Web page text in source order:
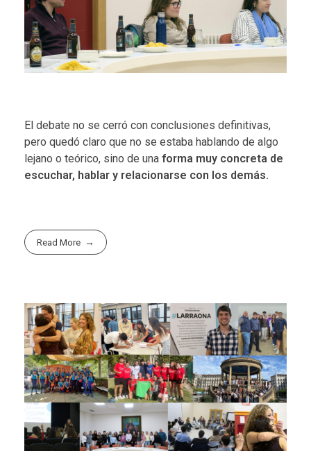
El debate no se cerró con conclusiones definitivas,
pero quedó claro que no se estaba hablando de algo
lejano o teórico, sino de una forma muy concreta de
escuchar, hablar y relacionarse con los demás.
Read More